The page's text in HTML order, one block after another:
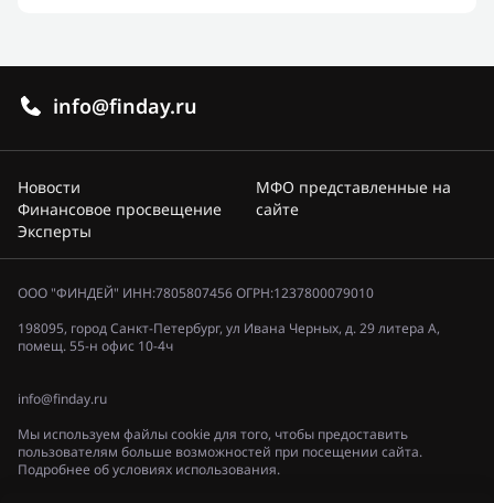
info@finday.ru
Новости
Финансовое просвещение
Эксперты
МФО представленные на
сайте
ООО "ФИНДЕЙ" ИНН:7805807456 ОГРН:1237800079010
198095, город Санкт-Петербург, ул Ивана Черных, д. 29 литера А,
помещ. 55-н офис 10-4ч
info@finday.ru
Мы используем файлы cookie для того, чтобы предоставить
пользователям больше возможностей при посещении сайта.
Подробнее об условиях использования.